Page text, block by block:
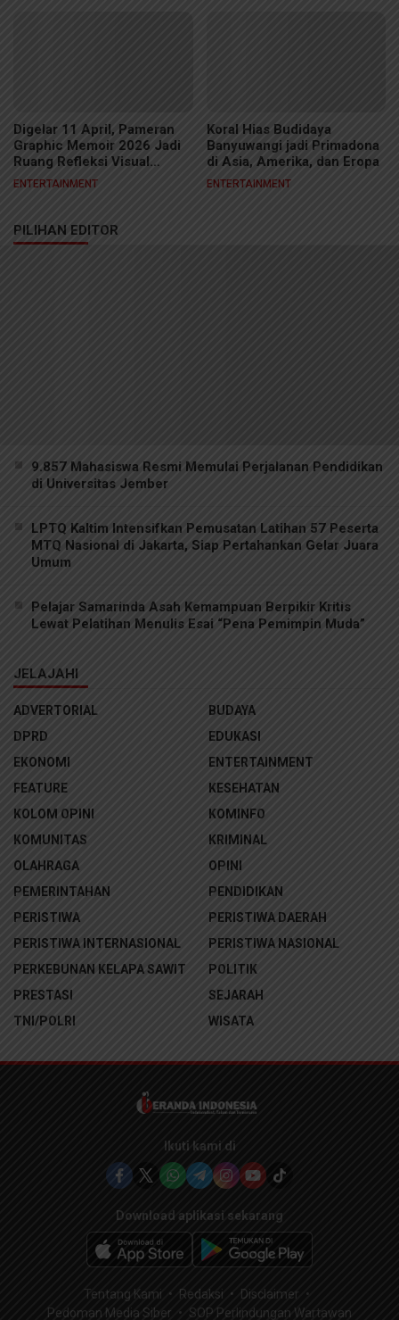
Digelar 11 April, Pameran
Graphic Memoir 2026 Jadi
Ruang Refleksi Visual
Kreator Samarinda
ENTERTAINMENT
Koral Hias Budidaya
Banyuwangi jadi Primadona
di Asia, Amerika, dan Eropa
ENTERTAINMENT
PILIHAN EDITOR
9.857 Mahasiswa Resmi Memulai Perjalanan Pendidikan
di Universitas Jember
LPTQ Kaltim Intensifkan Pemusatan Latihan 57 Peserta
MTQ Nasional di Jakarta, Siap Pertahankan Gelar Juara
Umum
Pelajar Samarinda Asah Kemampuan Berpikir Kritis
Lewat Pelatihan Menulis Esai “Pena Pemimpin Muda”
JELAJAHI
ADVERTORIAL
BUDAYA
DPRD
EDUKASI
EKONOMI
ENTERTAINMENT
FEATURE
KESEHATAN
KOLOM OPINI
KOMINFO
KOMUNITAS
KRIMINAL
OLAHRAGA
OPINI
PEMERINTAHAN
PENDIDIKAN
PERISTIWA
PERISTIWA DAERAH
PERISTIWA INTERNASIONAL
PERISTIWA NASIONAL
PERKEBUNAN KELAPA SAWIT
POLITIK
PRESTASI
SEJARAH
TNI/POLRI
WISATA
Ikuti kami di
Download aplikasi sekarang
Tentang Kami Redaksi
Disclaimer
Pedoman Media Siber
SOP Perlindungan Wartawan